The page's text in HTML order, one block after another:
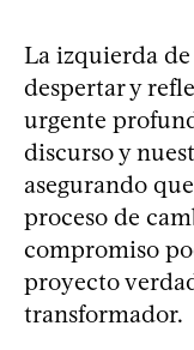
La izquierda
despertar y
urgente
discurso y
asegurando
proceso de
compromiso
proyecto
transformador.